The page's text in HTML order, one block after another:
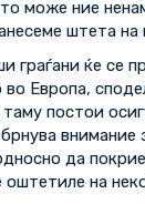
може ние
штета на
граѓани ќе се
во Европа,
постои
внимание
да
на